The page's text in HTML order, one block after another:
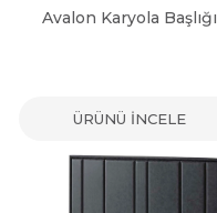
Avalon Karyola Başlığı
ÜRÜNÜ İNCELE